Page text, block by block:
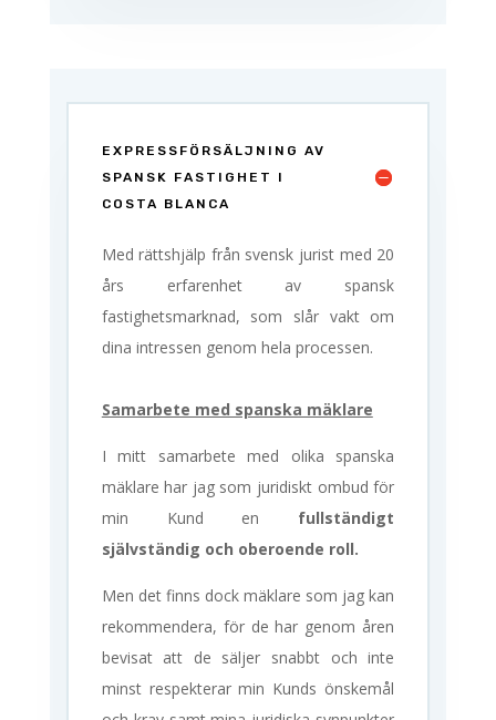
EXPRESSFÖRSÄLJNING AV
SPANSK FASTIGHET I
COSTA BLANCA
Med rättshjälp från svensk jurist med 20
års erfarenhet av spansk
fastighetsmarknad, som slår vakt om
dina intressen genom hela processen.
Samarbete med spanska mäklare
I mitt samarbete med olika spanska
mäklare har jag som juridiskt ombud för
min Kund en fullständigt
självständig och oberoende roll.
Men det finns dock mäklare som jag kan
rekommendera, för de har genom åren
bevisat att de säljer snabbt och inte
minst respekterar min Kunds önskemål